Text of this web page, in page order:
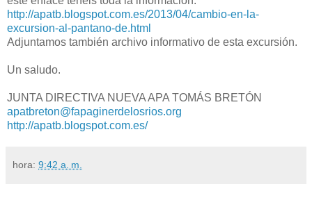
http://apatb.blogspot.com.es/2013/04/cambio-en-la-
excursion-al-pantano-de.html
Adjuntamos también archivo informativo de esta excursión.
Un saludo.
JUNTA DIRECTIVA NUEVA APA TOMÁS BRETÓN
apatbreton@fapaginerdelosrios.org
http://apatb.blogspot.com.es/
hora: 9:42 a. m.